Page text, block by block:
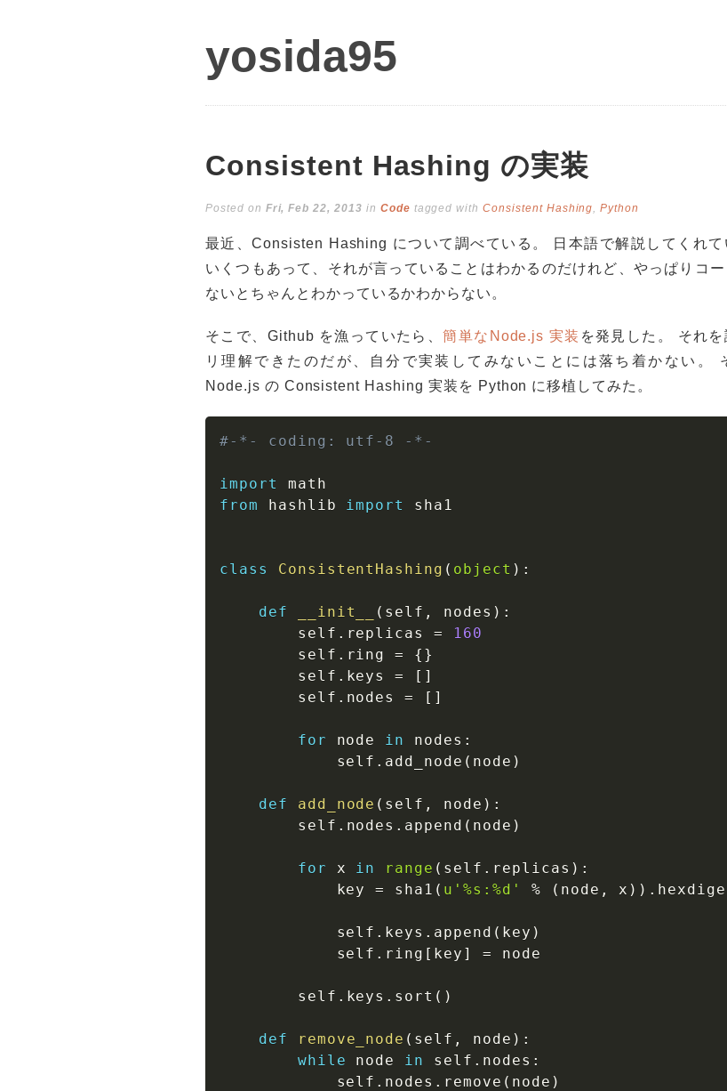
yosida95
Consistent Hashing の実装
Posted on Fri, Feb 22, 2013 in Code tagged withConsistent Hashing,Python
最近、Consisten Hashing について調べている。 日本語で解説してくれて
いくつもあって、それが言っていることはわかるのだけれど、やっぱりコ
ないとちゃんとわかっているかわからない。
そこで、Github を漁っていたら、簡単なNode.js 実装 を発見した。 それ
リ理解できたのだが、自分で実装してみないことには落ち着かない。
Node.js の Consistent Hashing 実装を Python に移植してみた。
#-*- coding: utf-8 -*-
import
from hashlib import sha1
class ConsistentHashing ( object ) :
def __init__ ( self , nodes ) :
        self
. replicas =
160
        self
. ring = { }
        self
. keys = [ ]
        self
. nodes = [ ]
for node in nodes :
            self
. add_node ( node )
def add_node ( self , node ) :
        self
. nodes . append ( node )
for x in range ( self . replicas ) :
            key
= sha1 ( u'%s:%d' % ( node , x ) ) .
            self
. keys . append ( key )
            self
. ring [ key ] = node
        self
. keys . sort ( )
def remove_node ( self , node ) :
while node in self . nodes :
            self
. nodes . remove ( node )